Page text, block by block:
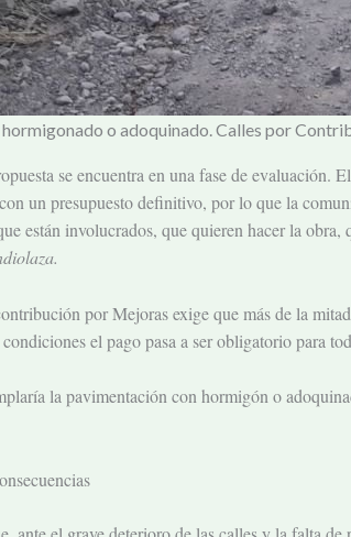
o adoquinado. Calles por
se encuentra en una fase de evaluación.
un presupuesto definitivo, por lo que la
están involucrados, que quieren hacer la
por Mejoras exige que más de la
condiciones el pago pasa a ser obligatorio para
la pavimentación con hormigón o